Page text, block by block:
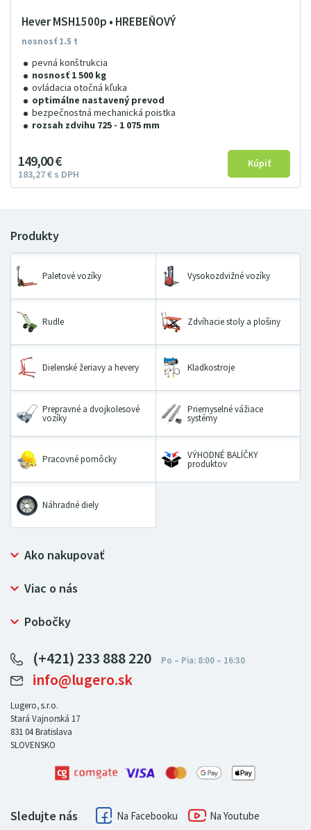
Hever MSH1500p • HREBEŇOVÝ
nosnosť 1.5 t
pevná konštrukcia
nosnosť 1 500 kg
ovládacia otočná kľuka
optimálne nastavený prevod
bezpečnostná mechanická poistka
rozsah zdvihu 725 - 1 075 mm
149 00€
183 27€ s DPH
Paletové vozíky Vysokozdvižné vozíky
Rudle Zdvíhacie stoly a plošiny
Dielenské žeriavy a hevery Kladkostroje
Prepravné a dvojkolesové
vozíky
Priemyselné vážiace
systémy
Pracovné pomôcky VÝHODNÉ BALÍČKY
produktov
Náhradné diely
Ako nakupovať
Prečo nakupovať u LUGERO
Ochrana osobných údajov
Viac o nás
Bezpečný nákup
Certifikát NATUR-PACK
Pre predajcov
Pobočky
LUGERO Nemecko
LUGERO Česká republika
LUGERO Maďarsko
LUGERO Rakousko
(+421) 233 888 220
info@lugero.sk
Lugero, s.r.o.
Stará Vajnorská 17
831 04Bratislava
SLOVENSKO
Sledujte nás Facebook Youtube